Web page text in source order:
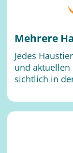
Meh­re­re
Je­des
und
sicht­lich in